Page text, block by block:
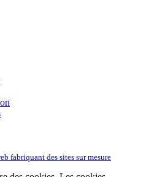
fabriquant des sites sur mesure